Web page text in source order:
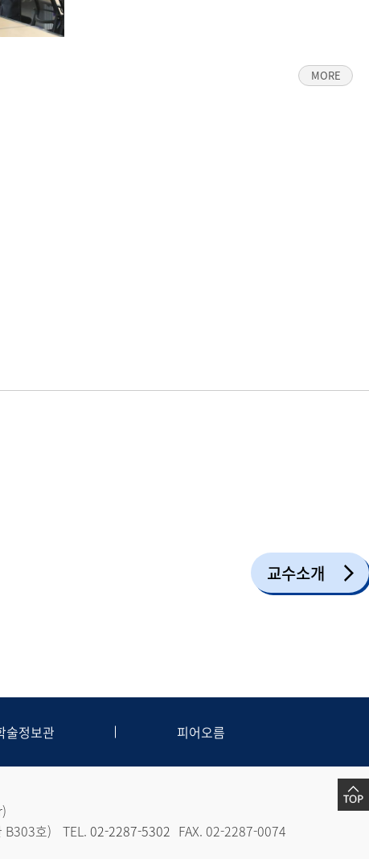
MORE
교수소개
술정보관 피어오름
)
B303호)
TEL. 02-2287-5302 FAX. 02-2287-0074